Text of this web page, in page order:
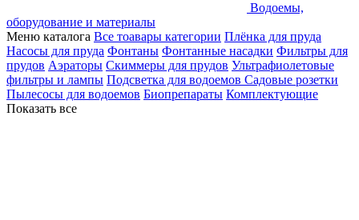
Водоемы,
оборудование и материалы
Меню каталога Все тоавары категории Плёнка для пруда
Насосы для пруда Фонтаны Фонтанные насадки Фильтры для
прудов Аэраторы Скиммеры для прудов Ультрафиолетовые
фильтры и лампы Подсветка для водоемов Садовые розетки
Пылесосы для водоемов Биопрепараты Комплектующие
Показать все